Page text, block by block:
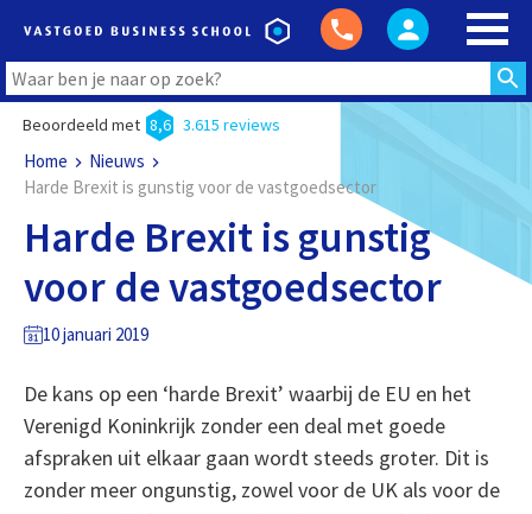
Beoordeeld met 8,6 3.615 reviews
Home
Nieuws
Harde Brexit is gunstig voor de vastgoedsector
Harde Brexit is gunstig
voor de vastgoedsector
10 januari 2019
De kans op een ‘harde Brexit’ waarbij de EU en het
Verenigd Koninkrijk zonder een deal met goede
afspraken uit elkaar gaan wordt steeds groter. Dit is
zonder meer ongunstig, zowel voor de UK als voor de